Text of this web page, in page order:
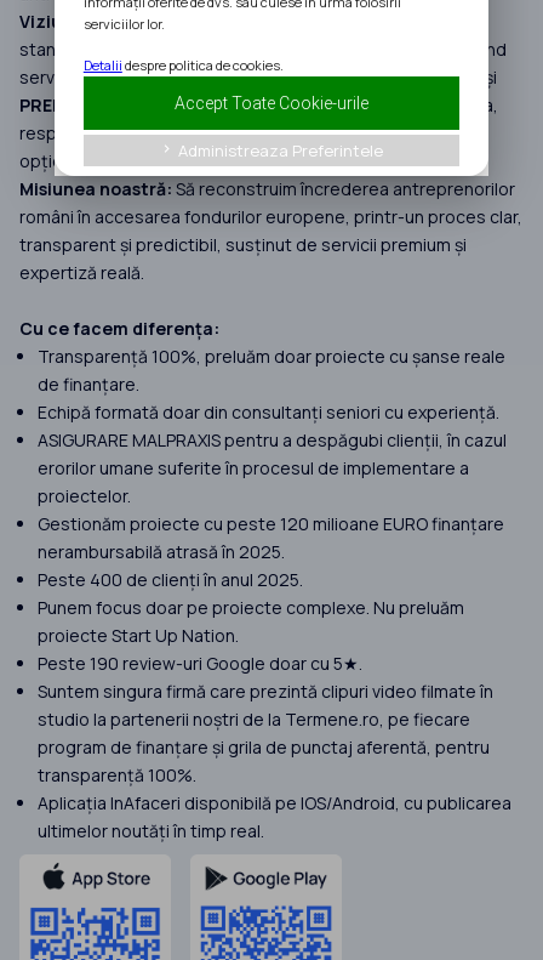
Viziunea noastră:
standardele în consultanța pentru Fonduri Europene, oferind
servicii premium bazate peINFORMARE,TRANSPARENȚĂ
și
PREDICTIBILITATE . Am construit un model în care calitatea,
responsabilitatea și expertiza reală sunt obligatorii, nu
opționale.
Misiunea noastră: Să reconstruim încrederea antreprenorilor
români în accesarea fondurilor europene, printr-un proces clar,
transparent și predictibil, susținut de servicii premium și
expertiză reală.
Cu ce facem diferența:
Transparență 100%, preluăm doar proiecte cu șanse reale
de finanțare.
Echipă formată doar din consultanți seniori cu experiență.
ASIGURARE MALPRAXIS pentru a despăgubi clienții, în cazul
erorilor umane suferite în procesul de implementare a
proiectelor.
Gestionăm proiecte cu peste 120 milioane EURO finanțare
nerambursabilă atrasă în 2025.
Peste 400 de clienți în anul 2025.
Punem focus doar pe proiecte complexe. Nu preluăm
proiecte Start Up Nation.
Peste 190 review-uri Google doar cu 5★.
Suntem singura firmă care prezintă clipuri video filmate în
studio la partenerii noștri de la Termene.ro, pe fiecare
program de finanțare și grila de punctaj aferentă, pentru
transparență 100%.
Aplicația InAfaceri disponibilă pe IOS/Android, cu publicarea
ultimelor noutăți în timp real.
serviciilor lor.
Detalii despre politica de cookies.
Accept Toate Cookie-urile
keyboard_arrow_right Administreaza Preferintele